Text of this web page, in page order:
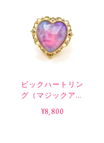
ビックハートリン
グ（マジックアワ
ー）
¥8,800